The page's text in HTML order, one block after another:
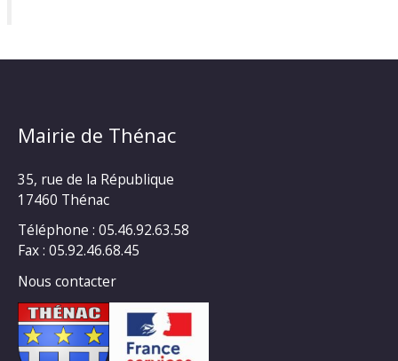
Mairie de Thénac
35, rue de la République
17460 Thénac
Téléphone : 05.46.92.63.58
Fax : 05.92.46.68.45
Nous contacter